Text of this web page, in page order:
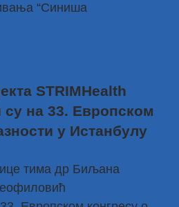
“Синиша
STRIMHealth
на 33. Европском
у Истанбулу
тима др Биљана